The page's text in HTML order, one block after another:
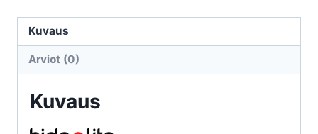
IP65
3400lm
ANT
määrä
Kuvaus
Arviot (0)
Kuvaus